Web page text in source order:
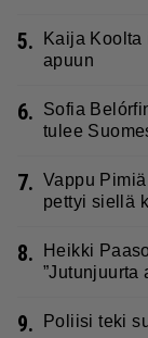
5.
Kaija Koolta
apuun
6.
Sofia
tulee
7. Vappu
pettyi siellä
8.
Heikki
”Jutunjuurta
9. Poliisi teki